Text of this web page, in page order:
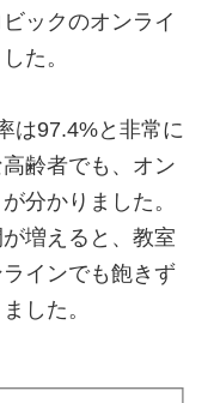
ックのオンライ
た。
は97.4%と非常に
齢者でも、オン
分かりました。
増えると、教室
インでも飽きず
した。